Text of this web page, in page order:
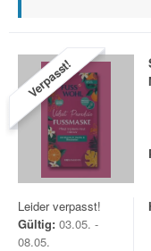
Verpasst!
Leider verpasst!
Gültig: 03.05. -
08.05.